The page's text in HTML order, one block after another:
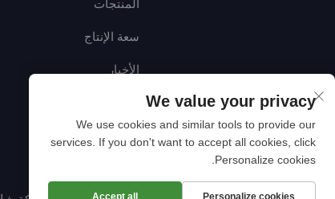
المنتجات
سعة الإنتاج
الأخبار
We value your privacy
We use cookies and similar tools to provide our
services. If you don't want to accept all cookies, click
Personalize cookies.
Personalize cookies
Accept all